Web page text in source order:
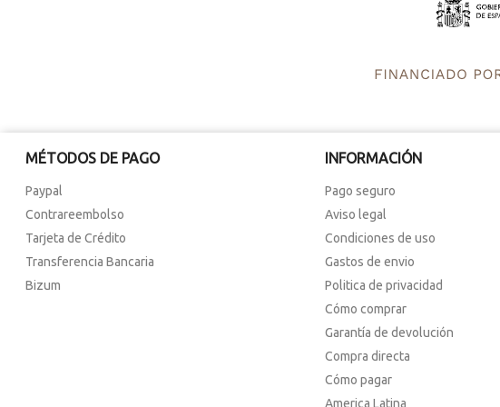
MÉTODOS DE PAGO
Paypal
Contrareembolso
Tarjeta de Crédito
Transferencia Bancaria
Bizum
INFORMACIÓN
Pago seguro
Aviso legal
Condiciones de uso
Gastos de envio
Politica de privacidad
Cómo comprar
Garantía de devolución
Compra directa
Cómo pagar
America Latina